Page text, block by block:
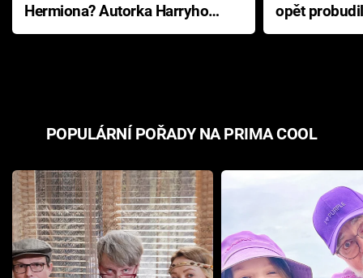
Hermiona? Autorka Harryho
Pottera přišla s ráznou
opět
přichází s
POPULÁRNÍ POŘADY NA PRIMA COOL